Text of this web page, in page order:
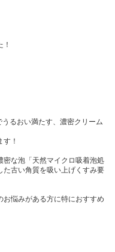
るおい満たす、濃密クリーム
！
密な泡「天然マイクロ吸着泡処
た古い角質を吸い上げくすみ要
悩みがある方に特におすすめ